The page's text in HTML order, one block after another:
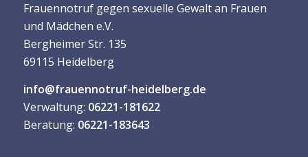
Frauennotruf gegen sexuelle Gewalt an Frauen
und Mädchen e.V.
Bergheimer Str. 135
69115 Heidelberg
info@frauennotruf-heidelberg.de
Verwaltung: 06221-181622
Beratung: 06221-183643